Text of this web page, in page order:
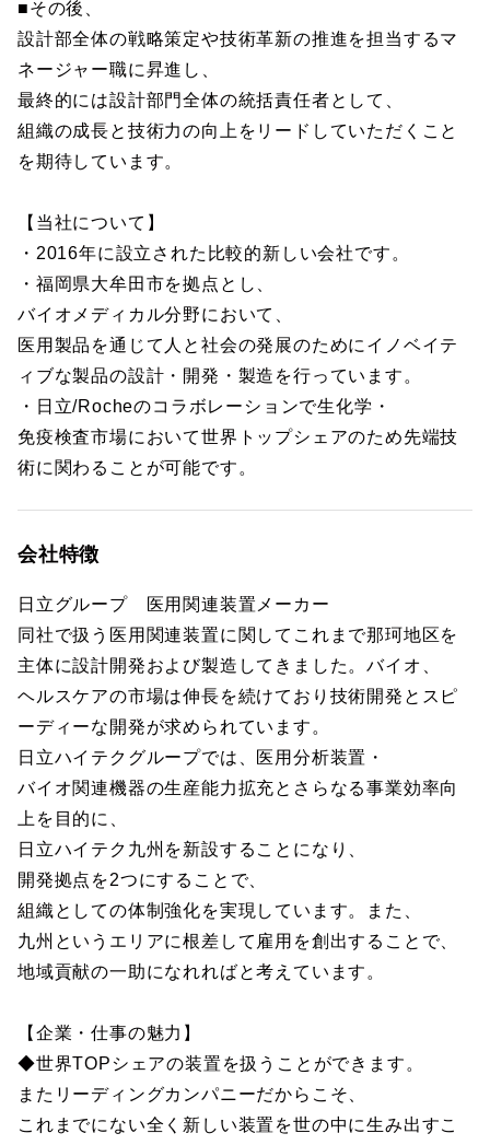
■その後、
設計部全体の戦略策定や技術革新の推進を担当するマ
ネージャー職に昇進し、
最終的には設計部門全体の統括責任者として、
組織の成長と技術力の向上をリードしていただくこと
を期待しています。
【当社について】
・2016年に設立された比較的新しい会社です。
・福岡県大牟田市を拠点とし、
バイオメディカル分野において、
医用製品を通じて人と社会の発展のためにイノベイテ
ィブな製品の設計・開発・製造を行っています。
・日立/Rocheのコラボレーションで生化学・
免疫検査市場において世界トップシェアのため先端技
術に関わることが可能です。
会社特徴
日立グループ 医用関連装置メーカー
同社で扱う医用関連装置に関してこれまで那珂地区を
主体に設計開発および製造してきました。バイオ、
ヘルスケアの市場は伸長を続けており技術開発とスピ
ーディーな開発が求められています。
日立ハイテクグループでは、医用分析装置・
バイオ関連機器の生産能力拡充とさらなる事業効率向
上を目的に、
日立ハイテク九州を新設することになり、
開発拠点を2つにすることで、
組織としての体制強化を実現しています。また、
九州というエリアに根差して雇用を創出することで、
地域貢献の一助になれればと考えています。
【企業・仕事の魅力】
◆世界TOPシェアの装置を扱うことができます。
またリーディングカンパニーだからこそ、
これまでにない全く新しい装置を世の中に生み出すこ